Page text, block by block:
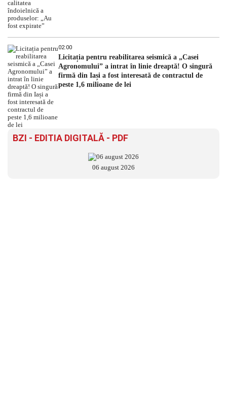
02:00
Licitația pentru reabilitarea seismică a „Casei
Agronomului” a intrat în linie dreaptă! O singură
firmă din Iași a fost interesată de contractul de
peste 1,6 milioane de lei
BZI - EDITIA DIGITALĂ - PDF
06 august 2026